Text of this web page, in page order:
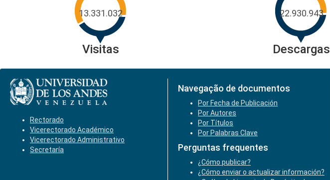
13.331.032
Visitas
22.930.943
Descargas
Rectorado
Vicerectorado Académico
Vicerectorado Administrativo
Secretaría
Navegação de documentos
Por Fecha de Publicación
Por Autores
Por Títulos
Por Palabras Clave
Perguntas frequentes
¿Cómo publicar?
¿Cómo enviar o actualizar información?